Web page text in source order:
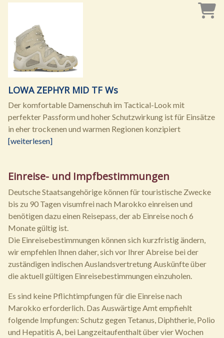
LOWA ZEPHYR MID TF Ws
Der komfortable Damenschuh im Tactical-Look mit
perfekter Passform und hoher Schutzwirkung ist für Einsätze
in eher trockenen und warmen Regionen konzipiert
[weiterlesen]
Einreise- und Impfbestimmungen
Deutsche Staatsangehörige können für touristische Zwecke
bis zu 90 Tagen visumfrei nach Marokko einreisen und
benötigen dazu einen Reisepass, der ab Einreise noch 6
Monate gültig ist.
Die Einreisebestimmungen können sich kurzfristig ändern,
wir empfehlen Ihnen daher, sich vor Ihrer Abreise bei der
zuständigen indischen Auslandsvertretung Auskünfte über
die aktuell gültigen Einreisebestimmungen einzuholen.
Es sind keine Pflichtimpfungen für die Einreise nach
Marokko erforderlich. Das Auswärtige Amt empfiehlt
folgende Impfungen: Schutz gegen Tetanus, Diphtherie, Polio
und Hepatitis A, bei Langzeitaufenthalt über vier Wochen